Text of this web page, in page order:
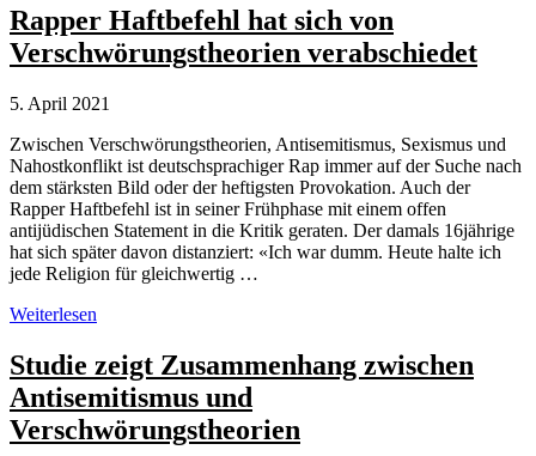
Kunstprojekt
„Sabmyk-
Network“
Rapper Haftbefehl hat sich von
Verschwörungstheorien verabschiedet
5. April 2021
Zwischen Verschwörungstheorien, Antisemitismus, Sexismus und
Nahostkonflikt ist deutschsprachiger Rap immer auf der Suche nach
dem stärksten Bild oder der heftigsten Provokation. Auch der
Rapper Haftbefehl ist in seiner Frühphase mit einem offen
antijüdischen Statement in die Kritik geraten. Der damals 16jährige
hat sich später davon distanziert: «Ich war dumm. Heute halte ich
jede Religion für gleichwertig …
Rapper
hat
sich
von
Verschwörungstheorien
verabschiedet
Weiterlesen
Studie zeigt Zusammenhang zwischen
Antisemitismus und
Verschwörungstheorien